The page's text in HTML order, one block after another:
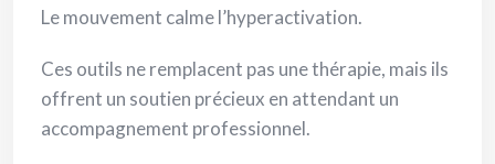
Le mouvement calme l’hyperactivation.
Ces outils ne remplacent pas une thérapie, mais ils
offrent un soutien précieux en attendant un
accompagnement professionnel.